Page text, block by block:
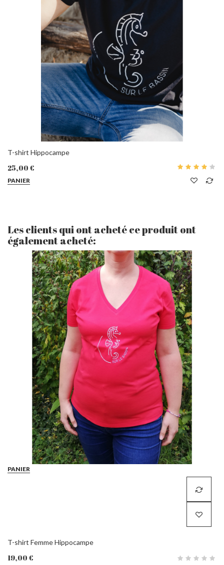
T-shirt Hippocampe
25,00 €
PANIER
Les clients qui ont acheté ce produit ont
également acheté:
PANIER
T-shirt Femme Hippocampe
19,00 €